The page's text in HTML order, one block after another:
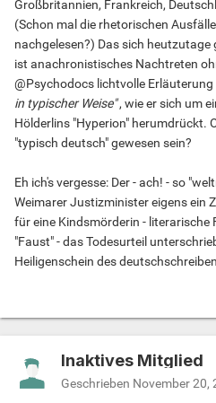
Großbritannien, Frankreich,
(Schon mal die rhetorischen
nachgelesen?) Das sich
ist anachronistisches Nachtreten
@Psychodocs lichtvolle
in typischer Weise", wie er sich um
Hölderlins "Hyperion" herumdrückt.
"typisch deutsch" gewesen sein?
Eh ich's vergesse: Der - ach! - so
Weimarer Justizminister eigens ein
für eine Kindsmörderin - literarische
"Faust" - das Todesurteil
Heiligenschein des
Inaktives Mitglied
Geschrieben November 20,